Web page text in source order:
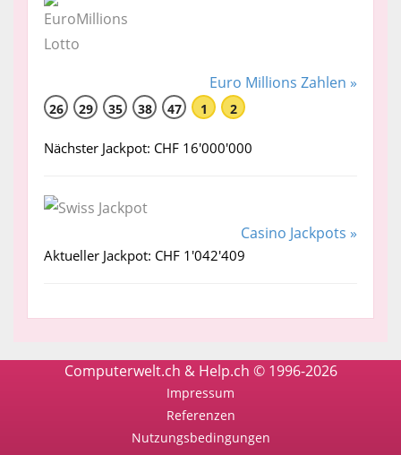
Euro Millions Zahlen »
26 29 35 38 47 1 2
Nächster Jackpot: CHF 16'000'000
Casino Jackpots »
Aktueller Jackpot: CHF 1'042'409
Computerwelt.ch & Help.ch © 1996-2026
Impressum
Referenzen
Nutzungsbedingungen